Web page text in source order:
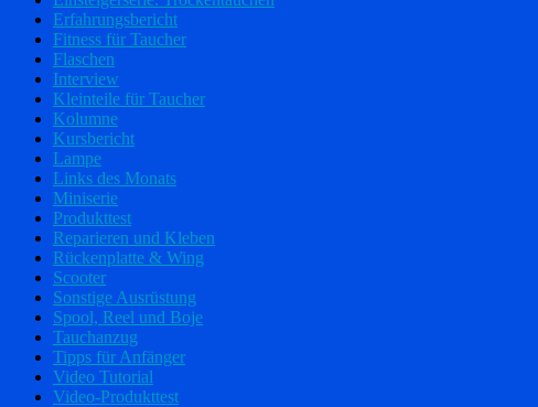
Erfahrungsbericht
Fitness für Taucher
Flaschen
Interview
Kleinteile für Taucher
Kolumne
Kursbericht
Lampe
Links des Monats
Miniserie
Produkttest
Reparieren und Kleben
Rückenplatte & Wing
Scooter
Sonstige Ausrüstung
Spool, Reel und Boje
Tauchanzug
Tipps für Anfänger
Video Tutorial
Video-Produkttest